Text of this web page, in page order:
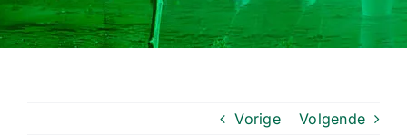
Vorige Volgende